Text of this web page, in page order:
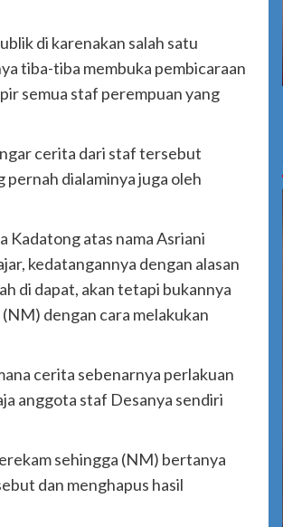
di karenakan salah satu
tiba-tiba membuka pembicaraan
semua staf perempuan yang
cerita dari staf tersebut
dialaminya juga oleh
Kadatong atas nama Asriani
kedatangannya dengan alasan
di dapat, akan tetapi bukannya
dengan cara melakukan
cerita sebenarnya perlakuan
anggota staf Desanya sendiri
sehingga (NM) bertanya
dan menghapus hasil